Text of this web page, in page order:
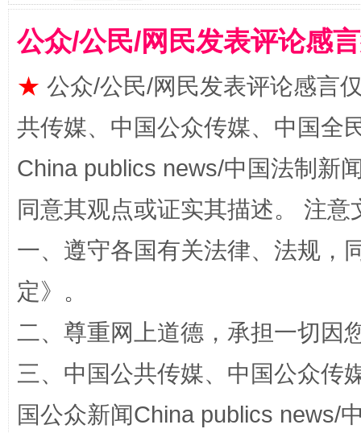
揭批美国五大"原罪" "炒
公众/公民/网民发表评论感
★ 公众/公民/网民发表评论感言
共传媒、中国公众传媒、中国全
China publics news/中国法制新
同意其观点或证实其描述。 注
一、遵守各国有关法律、法规，
定》。
二、尊重网上道德，承担一切因
三、中国公共传媒、中国公众传
国公众新闻China publics news/